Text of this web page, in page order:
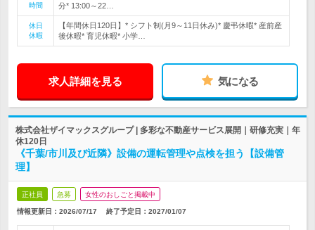
時間
分* 13:00～22…
休日
休暇
【年間休日120日】* シフト制(月9～11日休み)* 慶弔休暇* 産前産
後休暇* 育児休暇* 小学…
求人詳細を見る 気になる
株式会社ザイマックスグループ | 多彩な不動産サービス展開｜研修充実｜年
休120日
《千葉/市川及び近隣》設備の運転管理や点検を担う【設備管
理】
正社員 急募 女性のおしごと掲載中
情報更新日：2026/07/17 終了予定日： 2027/01/07